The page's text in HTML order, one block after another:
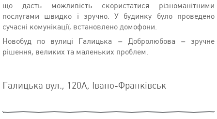
що дасть можливість скористатися різноманітними
послугами швидко і зручно. У будинку було проведено
сучасні комунікації, встановлено домофони.
Новобуд по вулиці Галицька – Добролюбова – зручне
рішення, великих та маленьких проблем.
Галицька вул., 120А, Івано-Франківськ